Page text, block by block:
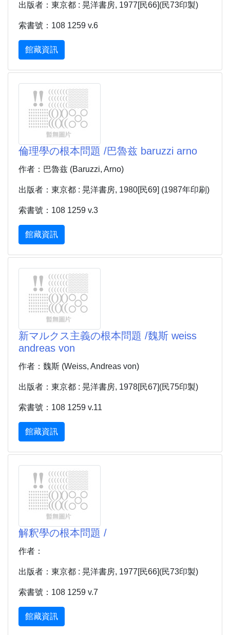
出版者：東京都 : 晃洋書房, 1977[民66](民73印製)
索書號：108 1259 v.6
館藏資訊
倫理學の根本問題 /巴魯兹 baruzzi arno
作者：巴魯兹 (Baruzzi, Arno)
出版者：東京都 : 晃洋書房, 1980[民69] (1987年印刷)
索書號：108 1259 v.3
館藏資訊
新マルクス主義の根本問題 /魏斯 weiss
andreas von
作者：魏斯 (Weiss, Andreas von)
出版者：東京都 : 晃洋書房, 1978[民67](民75印製)
索書號：108 1259 v.11
館藏資訊
解釈學の根本問題 /
作者：
出版者：東京都 : 晃洋書房, 1977[民66](民73印製)
索書號：108 1259 v.7
館藏資訊